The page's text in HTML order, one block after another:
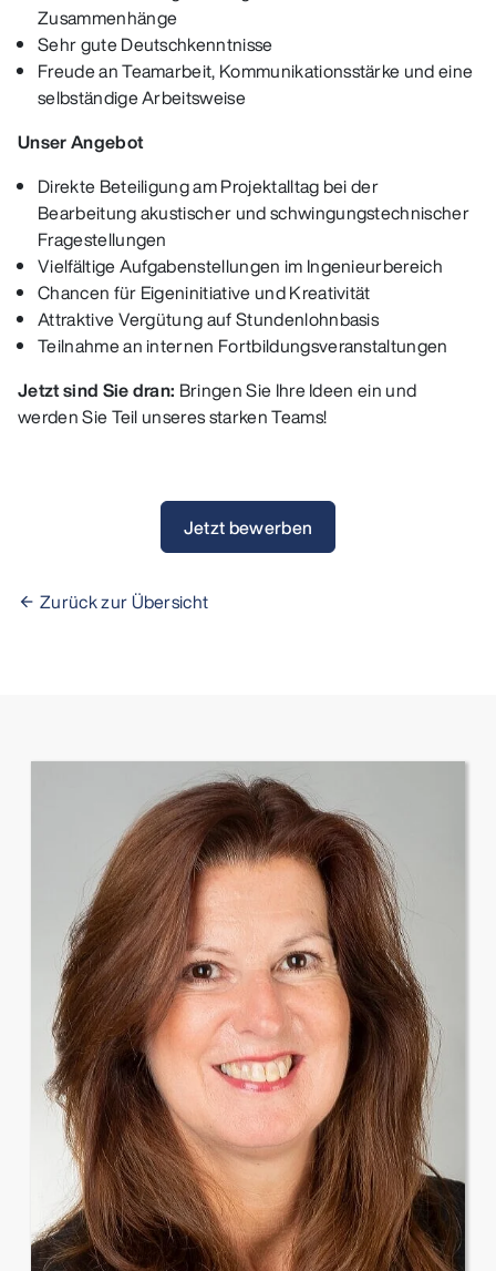
Zusammenhänge
Sehr gute Deutschkenntnisse
Freude an Teamarbeit, Kommunikationsstärke und eine
selbständige Arbeitsweise
Unser Angebot
Direkte Beteiligung am Projektalltag bei der
Bearbeitung akustischer und schwingungstechnischer
Fragestellungen
Vielfältige Aufgabenstellungen im Ingenieurbereich
Chancen für Eigeninitiative und Kreativität
Attraktive Vergütung auf Stundenlohnbasis
Teilnahme an internen Fortbildungsveranstaltungen
Jetzt sind Sie dran: Bringen Sie Ihre Ideen ein und
werden Sie Teil unseres starken Teams!
Jetzt bewerben
arrow_back Zurück zur Übersicht